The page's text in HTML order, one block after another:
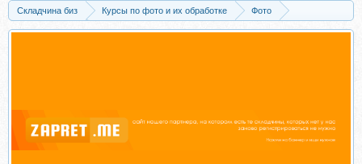
Складчина биз Курсы по фото и их обработке
Фото
Пресеты для фото
Скачать Набор пресетов и лутов. Тариф 3 в 1 (Артем